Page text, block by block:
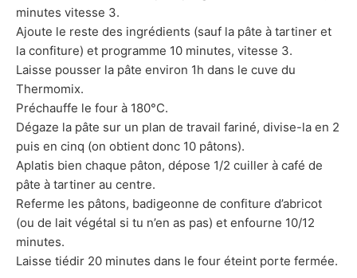
minutes vitesse 3.
Ajoute le reste des ingrédients (sauf la pâte à tartiner et
la confiture) et programme 10 minutes, vitesse 3.
Laisse pousser la pâte environ 1h dans le cuve du
Thermomix.
Préchauffe le four à 180°C.
Dégaze la pâte sur un plan de travail fariné, divise-la en 2
puis en cinq (on obtient donc 10 pâtons).
Aplatis bien chaque pâton, dépose 1/2 cuiller à café de
pâte à tartiner au centre.
Referme les pâtons, badigeonne de confiture d’abricot
(ou de lait végétal si tu n’en as pas) et enfourne 10/12
minutes.
Laisse tiédir 20 minutes dans le four éteint porte fermée.